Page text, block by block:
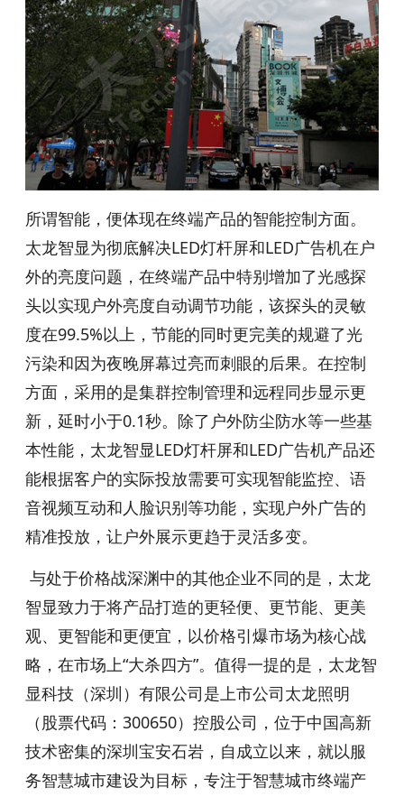
所谓智能，便体现在终端产品的智能控制方面。
太龙智显为彻底解决LED灯杆屏和LED广告机在户
外的亮度问题，在终端产品中特别增加了光感探
头以实现户外亮度自动调节功能，该探头的灵敏
度在99.5%以上，节能的同时更完美的规避了光
污染和因为夜晚屏幕过亮而刺眼的后果。在控制
方面，采用的是集群控制管理和远程同步显示更
新，延时小于0.1秒。除了户外防尘防水等一些基
本性能，太龙智显LED灯杆屏和LED广告机产品还
能根据客户的实际投放需要可实现智能监控、语
音视频互动和人脸识别等功能，实现户外广告的
精准投放，让户外展示更趋于灵活多变。
与处于价格战深渊中的其他企业不同的是，太龙
智显致力于将产品打造的更轻便、更节能、更美
观、更智能和更便宜，以价格引爆市场为核心战
略，在市场上“大杀四方”。值得一提的是，太龙智
显科技（深圳）有限公司是上市公司太龙照明
（股票代码：300650）控股公司，位于中国高新
技术密集的深圳宝安石岩，自成立以来，就以服
务智慧城市建设为目标，专注于智慧城市终端产